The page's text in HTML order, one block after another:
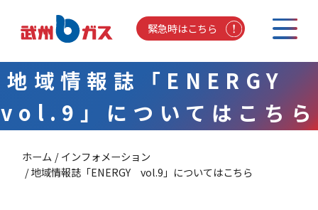
緊急時はこちら
地域情報誌「ENERGY
vol.9」についてはこちら
ホーム
インフォメーション
地域情報誌「ENERGY vol.9」についてはこちら